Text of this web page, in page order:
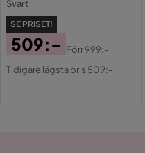
Svart
SE PRISET!
Pris
509:-
Original
Förr999:-
Tidigare lägsta pris 509:-